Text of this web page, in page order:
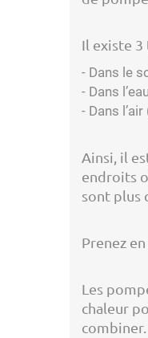
Il existe
- Dans le
- Dans
- Dans
Ainsi, il
endroits
sont plus
Prenez
Les
chaleur
combiner.